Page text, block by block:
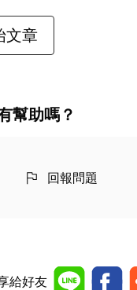
文章
幫助嗎？
回報問題
給好友